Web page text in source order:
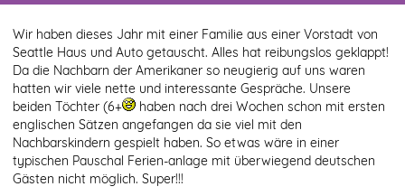
Wir haben dieses Jahr mit einer Familie aus einer Vorstadt von
Seattle Haus und Auto getauscht. Alles hat reibungslos geklappt!
Da die Nachbarn der Amerikaner so neugierig auf uns waren
hatten wir viele nette und interessante Gespräche. Unsere
beiden Töchter (6+
haben nach drei Wochen schon mit ersten
englischen Sätzen angefangen da sie viel mit den
Nachbarskindern gespielt haben. So etwas wäre in einer
typischen Pauschal Ferien-anlage mit überwiegend deutschen
Gästen nicht möglich. Super!!!